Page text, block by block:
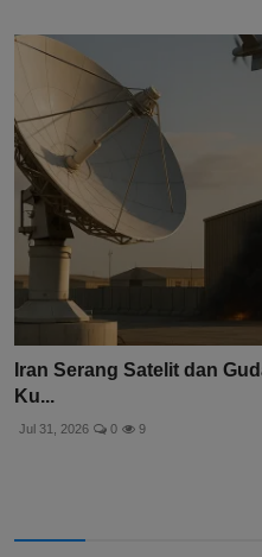
Iran Serang Satelit dan
Ku...
Jul 31, 2026 0 9